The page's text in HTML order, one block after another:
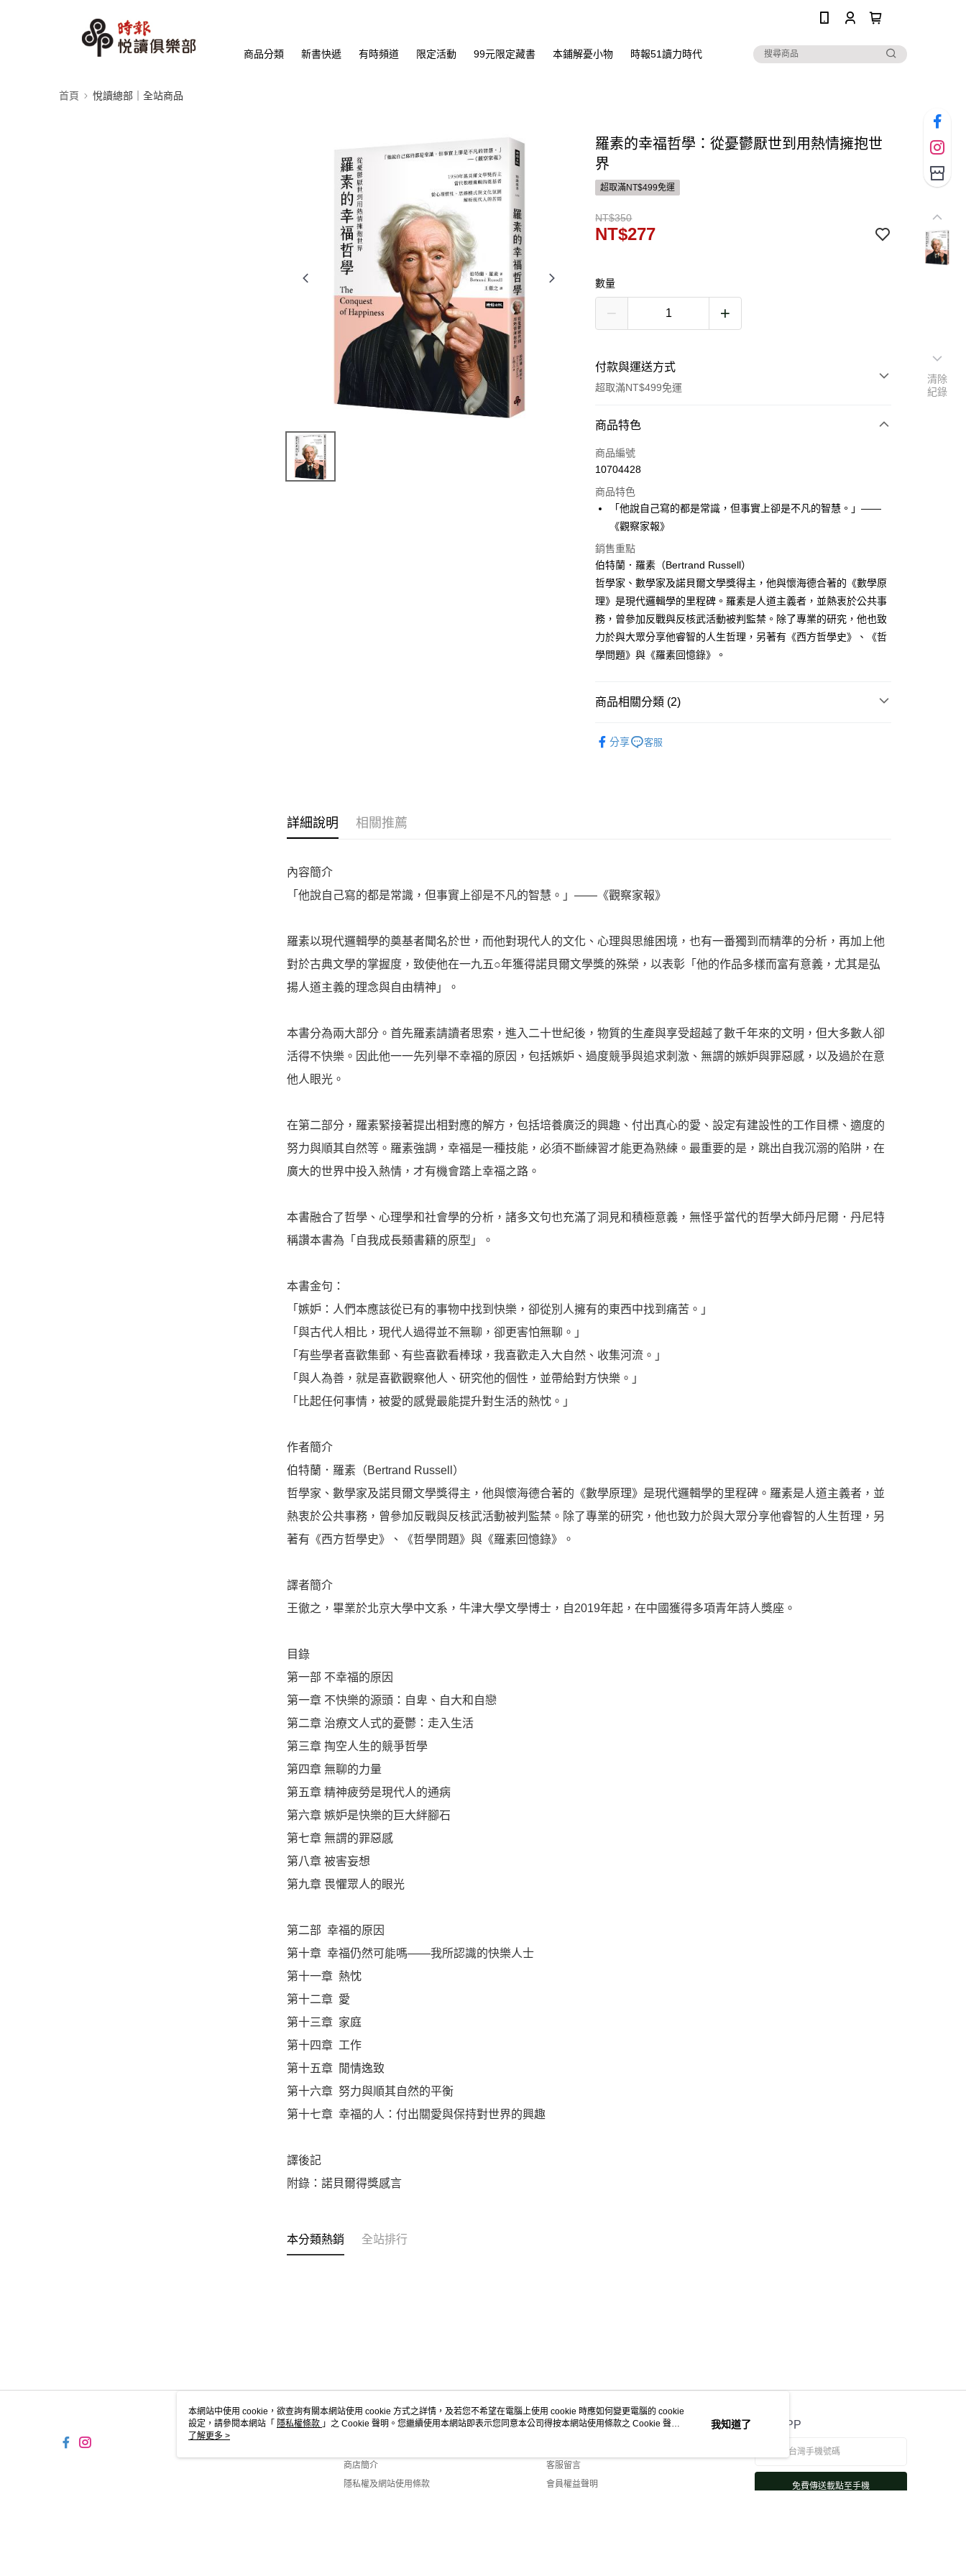
商品分類 新書快遞 有時頻道 限定活動 99元限定藏書 本鋪解憂小物 時報51讀力時代
首頁 悅讀總部｜全站商品
羅素的幸福哲學：從憂鬱厭世到用熱情擁抱世
界
超取滿NT$499免運
NT$350
NT$277
數量
付款與運送方式
超取滿NT$499免運
付款方式
信用卡一次付款
運送方式
付款後全家取貨
每筆NT$60，滿NT$499(含以上)免運費
付款後7-11取貨
每筆NT$60，滿NT$499(含以上)免運費
宅配
每筆NT$100，滿NT$499(含以上)免運費
商品特色
商品編號
10704428
商品特色
「他說自己寫的都是常識，但事實上卻是不凡的智慧。」——
《觀察家報》
銷售重點
伯特蘭．羅素（Bertrand Russell）
哲學家、數學家及諾貝爾文學獎得主，他與懷海德合著的《數學原
理》是現代邏輯學的里程碑。羅素是人道主義者，並熱衷於公共事
務，曾參加反戰與反核武活動被判監禁。除了專業的研究，他也致
力於與大眾分享他睿智的人生哲理，另著有《西方哲學史》、《哲
學問題》與《羅素回憶錄》。
商品相關分類 (2)
分享 客服
詳細說明 相關推薦
內容簡介
「他說自己寫的都是常識，但事實上卻是不凡的智慧。」——《觀察家報》
羅素以現代邏輯學的奠基者聞名於世，而他對現代人的文化、心理與思維困境，也有一番獨到而精準的分析，再加上他
對於古典文學的掌握度，致使他在一九五○年獲得諾貝爾文學獎的殊榮，以表彰「他的作品多樣而富有意義，尤其是弘
揚人道主義的理念與自由精神」。
本書分為兩大部分。首先羅素請讀者思索，進入二十世紀後，物質的生產與享受超越了數千年來的文明，但大多數人卻
活得不快樂。因此他一一先列舉不幸福的原因，包括嫉妒、過度競爭與追求刺激、無謂的嫉妒與罪惡感，以及過於在意
他人眼光。
在第二部分，羅素緊接著提出相對應的解方，包括培養廣泛的興趣、付出真心的愛、設定有建設性的工作目標、適度的
努力與順其自然等。羅素強調，幸福是一種技能，必須不斷練習才能更為熟練。最重要的是，跳出自我沉溺的陷阱，在
廣大的世界中投入熱情，才有機會踏上幸福之路。
本書融合了哲學、心理學和社會學的分析，諸多文句也充滿了洞見和積極意義，無怪乎當代的哲學大師丹尼爾．丹尼特
稱讚本書為「自我成長類書籍的原型」。
本書金句：
「嫉妒：人們本應該從已有的事物中找到快樂，卻從別人擁有的東西中找到痛苦。」
「與古代人相比，現代人過得並不無聊，卻更害怕無聊。」
「有些學者喜歡集郵、有些喜歡看棒球，我喜歡走入大自然、收集河流。」
「與人為善，就是喜歡觀察他人、研究他的個性，並帶給對方快樂。」
「比起任何事情，被愛的感覺最能提升對生活的熱忱。」
作者簡介
伯特蘭．羅素（Bertrand Russell）
哲學家、數學家及諾貝爾文學獎得主，他與懷海德合著的《數學原理》是現代邏輯學的里程碑。羅素是人道主義者，並
熱衷於公共事務，曾參加反戰與反核武活動被判監禁。除了專業的研究，他也致力於與大眾分享他睿智的人生哲理，另
著有《西方哲學史》、《哲學問題》與《羅素回憶錄》。
譯者簡介
王徹之，畢業於北京大學中文系，牛津大學文學博士，自2019年起，在中國獲得多項青年詩人獎座。
目錄
第一部 不幸福的原因
第一章 不快樂的源頭：自卑、自大和自戀
第二章 治療文人式的憂鬱：走入生活
第三章 掏空人生的競爭哲學
第四章 無聊的力量
第五章 精神疲勞是現代人的通病
第六章 嫉妒是快樂的巨大絆腳石
第七章 無謂的罪惡感
第八章 被害妄想
第九章 畏懼眾人的眼光
第二部 幸福的原因
第十章 幸福仍然可能嗎——我所認識的快樂人士
第十一章 熱忱
第十二章 愛
第十三章 家庭
第十四章 工作
第十五章 閒情逸致
第十六章 努力與順其自然的平衡
第十七章 幸福的人：付出關愛與保持對世界的興趣
譯後記
附錄：諾貝爾得獎感言
本分類熱銷 全站排行
關於我們
商店簡介
隱私權及網站使用條款
客服資訊
客服留言
會員權益聲明
官方APP
免費傳送載點至手機
清除
紀錄
本網站中使用 cookie，欲查詢有關本網站使用 cookie 方式之詳情，及若您不希望在電腦上使用 cookie 時應如何變更電腦的 cookie
設定，請參閱本網站「 隱私權條款 」之 Cookie 聲明。您繼續使用本網站即表示您同意本公司得按本網站使用條款之 Cookie 聲明
使用 cookie。
了解更多 >
我知道了